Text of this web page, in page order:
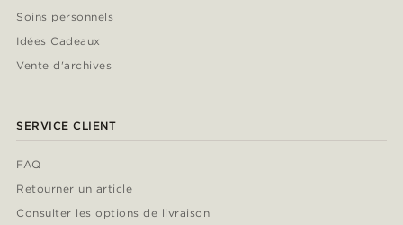
Soins personnels
Idées Cadeaux
Vente d'archives
SERVICE CLIENT
FAQ
Retourner un article
Consulter les options de livraison